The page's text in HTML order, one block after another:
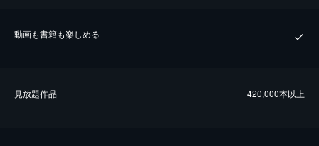
動画も書籍も楽しめる
⾒放題作品 420,000本以上